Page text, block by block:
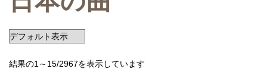
商品販売サイトへ
結果の1～15/2967を表示しています